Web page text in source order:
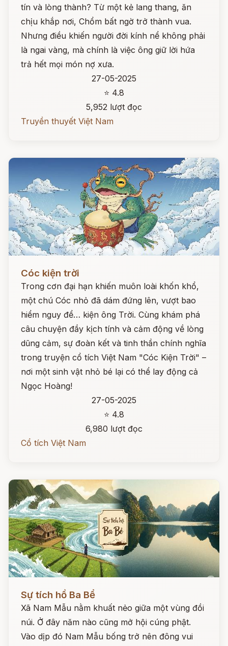
tín và lòng thành? Từ một kẻ lang thang, ăn
chịu khắp nơi, Chổm bất ngờ trở thành vua.
Nhưng điều khiến người đời kính nể không phải
là ngai vàng, mà chính là việc ông giữ lời hứa
trả hết mọi món nợ xưa.
27-05-2025
⭐ 4.8
5,952 lượt đọc
Truyền thuyết Việt Nam
Cóc kiện trời
Trong cơn đại hạn khiến muôn loài khốn khổ,
một chú Cóc nhỏ đã dám đứng lên, vượt bao
hiểm nguy để… kiện ông Trời. Cùng khám phá
câu chuyện đầy kịch tính và cảm động về lòng
dũng cảm, sự đoàn kết và tinh thần chính nghĩa
trong truyện cổ tích Việt Nam "Cóc Kiện Trời" –
nơi một sinh vật nhỏ bé lại có thể lay động cả
Ngọc Hoàng!
27-05-2025
⭐ 4.8
6,980 lượt đọc
Cổ tích Việt Nam
Sự tích hồ Ba Bể
Xã Nam Mẫu nằm khuất nẻo giữa một vùng đồi
núi. Ở đây năm nào cũng mở hội cúng phật.
Vào dịp đó Nam Mẫu bống trở nên đông vui